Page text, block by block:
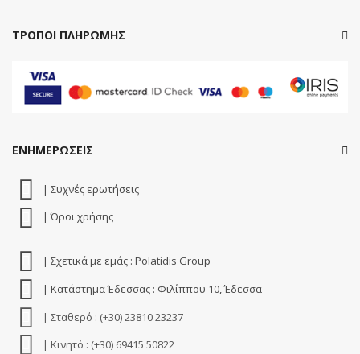
ΤΡΟΠΟΙ ΠΛΗΡΩΜΗΣ
ΕΝΗΜΕΡΩΣΕΙΣ
| Συχνές ερωτήσεις
| Όροι χρήσης
| Σχετικά με εμάς : Polatidis Group
| Κατάστημα Έδεσσας : Φιλίππου 10, Έδεσσα
| Σταθερό : (+30) 23810 23237
| Κινητό : (+30) 69415 50822